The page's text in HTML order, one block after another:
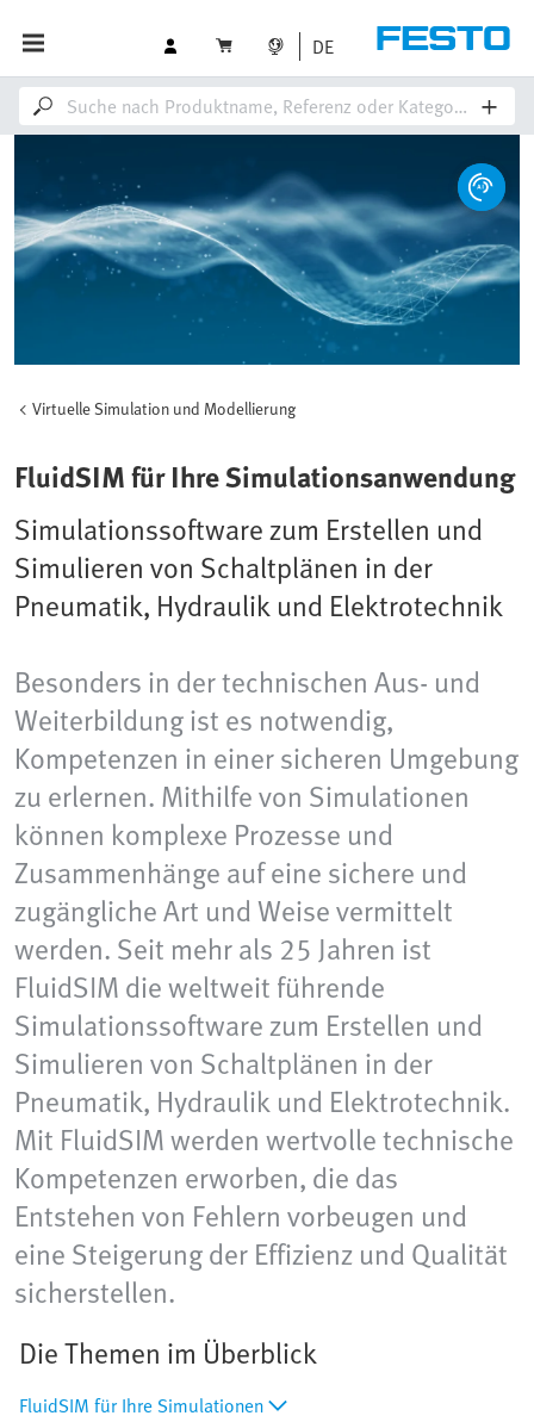
DE
Virtuelle Simulation und Modellierung
FluidSIM für Ihre Simulationsanwendung
Simulationssoftware zum Erstellen und
Simulieren von Schaltplänen in der
Pneumatik, Hydraulik und Elektrotechnik
Besonders in der technischen Aus- und
Weiterbildung ist es notwendig,
Kompetenzen in einer sicheren Umgebung
zu erlernen. Mithilfe von Simulationen
können komplexe Prozesse und
Zusammenhänge auf eine sichere und
zugängliche Art und Weise vermittelt
werden. Seit mehr als 25 Jahren ist
FluidSIM die weltweit führende
Simulationssoftware zum Erstellen und
Simulieren von Schaltplänen in der
Pneumatik, Hydraulik und Elektrotechnik.
Mit FluidSIM werden wertvolle technische
Kompetenzen erworben, die das
Entstehen von Fehlern vorbeugen und
eine Steigerung der Effizienz und Qualität
sicherstellen.
Die Themen im Überblick
FluidSIM für Ihre Simulationen